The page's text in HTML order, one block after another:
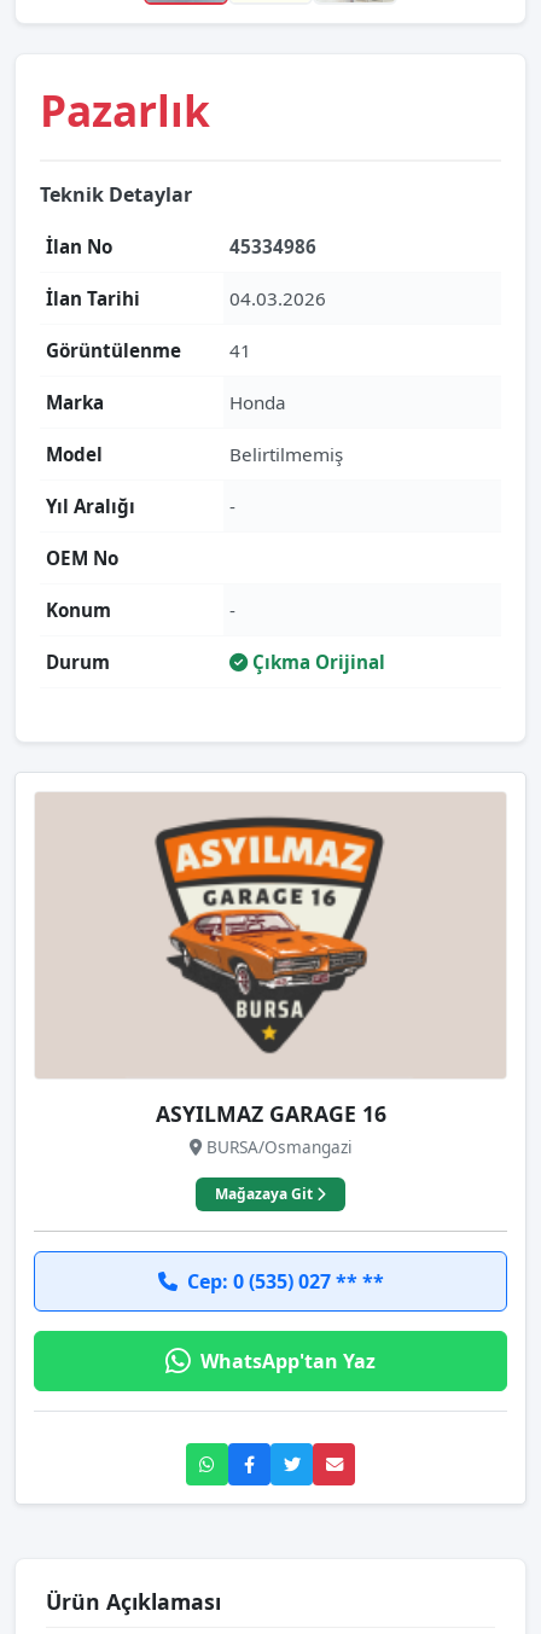
Pazarlık
Teknik Detaylar
İlan No 45334986
İlan Tarihi 04.03.2026
Görüntülenme 41
Marka Honda
Model Belirtilmemiş
Yıl Aralığı -
OEM No
Konum -
Durum Çıkma Orijinal
ASYILMAZ GARAGE 16
BURSA/Osmangazi
Mağazaya Git
Cep: 0 (535) 027 ** **
WhatsApp'tan Yaz
Ürün Açıklaması